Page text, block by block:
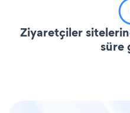
Ziyaretçiler
süre